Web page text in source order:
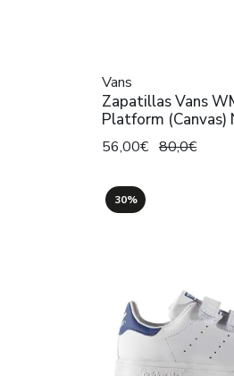
Vans
Zapatillas Vans
Platform (Canvas)
56,00€ 80,0€
30%